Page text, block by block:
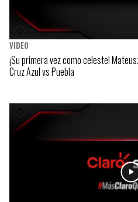
VIDEO
¡Su primera vez como celeste!
Cruz Azul vs Puebla